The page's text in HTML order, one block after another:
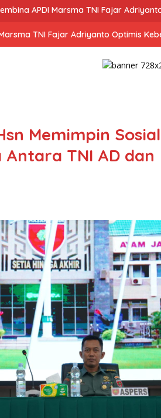
APDI Marsma TNI Fajar
TNI Fajar Adriyanto Optimis
Memimpin
TNI AD dan